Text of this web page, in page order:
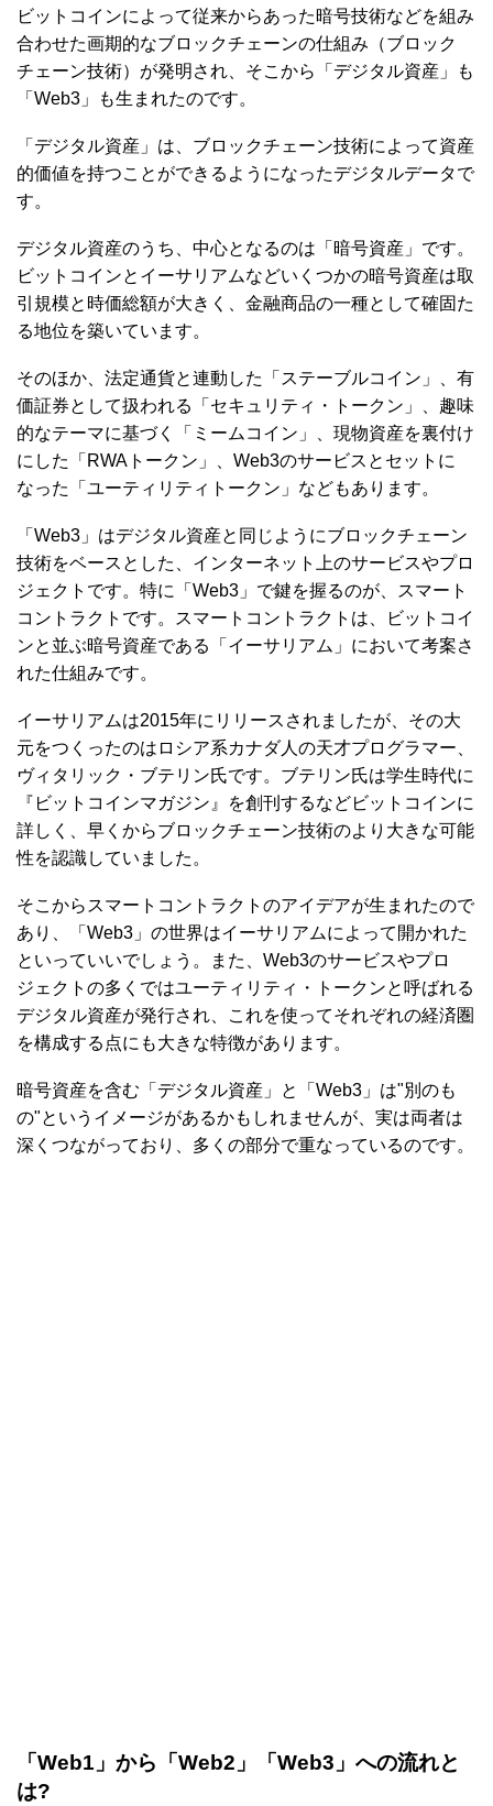
ビットコインによって従来からあった暗号技術などを組み
合わせた画期的なブロックチェーンの仕組み（ブロック
チェーン技術）が発明され、そこから「デジタル資産」も
「Web3」も生まれたのです。
「デジタル資産」は、ブロックチェーン技術によって資産
的価値を持つことができるようになったデジタルデータで
す。
デジタル資産のうち、中心となるのは「暗号資産」です。
ビットコインとイーサリアムなどいくつかの暗号資産は取
引規模と時価総額が大きく、金融商品の一種として確固た
る地位を築いています。
そのほか、法定通貨と連動した「ステーブルコイン」、有
価証券として扱われる「セキュリティ・トークン」、趣味
的なテーマに基づく「ミームコイン」、現物資産を裏付け
にした「RWAトークン」、Web3のサービスとセットに
なった「ユーティリティトークン」などもあります。
「Web3」はデジタル資産と同じようにブロックチェーン
技術をベースとした、インターネット上のサービスやプロ
ジェクトです。特に「Web3」で鍵を握るのが、スマート
コントラクトです。スマートコントラクトは、ビットコイ
ンと並ぶ暗号資産である「イーサリアム」において考案さ
れた仕組みです。
イーサリアムは2015年にリリースされましたが、その大
元をつくったのはロシア系カナダ人の天才プログラマー、
ヴィタリック・ブテリン氏です。ブテリン氏は学生時代に
『ビットコインマガジン』を創刊するなどビットコインに
詳しく、早くからブロックチェーン技術のより大きな可能
性を認識していました。
そこからスマートコントラクトのアイデアが生まれたので
あり、「Web3」の世界はイーサリアムによって開かれた
といっていいでしょう。また、Web3のサービスやプロ
ジェクトの多くではユーティリティ・トークンと呼ばれる
デジタル資産が発行され、これを使ってそれぞれの経済圏
を構成する点にも大きな特徴があります。
暗号資産を含む「デジタル資産」と「Web3」は"別のも
の"というイメージがあるかもしれませんが、実は両者は
深くつながっており、多くの部分で重なっているのです。
「Web1」から「Web2」「Web3」への流れと
は?